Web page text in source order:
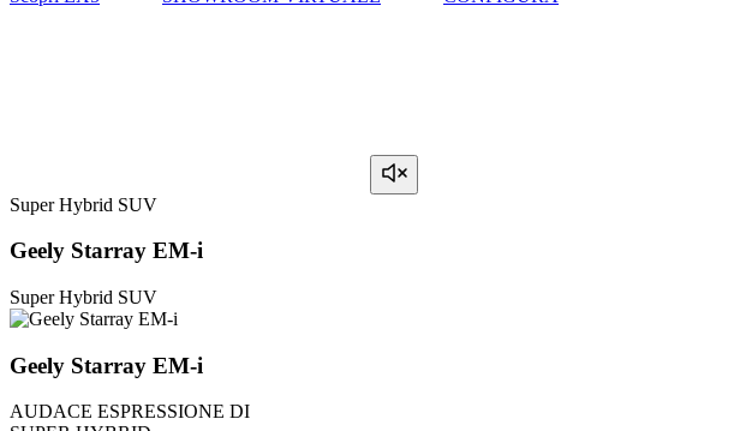
Super Hybrid SUV
Geely Starray EM-i
Super Hybrid SUV
Geely Starray EM-i
AUDACE ESPRESSIONE DI